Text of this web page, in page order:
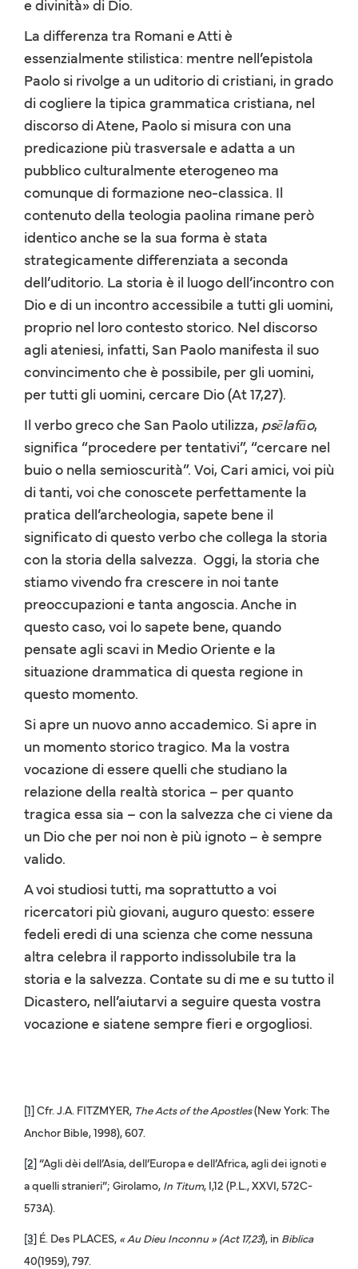
e divinità» di Dio.
La differenza tra Romani e Atti è
essenzialmente stilistica: mentre nell’epistola
Paolo si rivolge a un uditorio di cristiani, in grado
di cogliere la tipica grammatica cristiana, nel
discorso di Atene, Paolo si misura con una
predicazione più trasversale e adatta a un
pubblico culturalmente eterogeneo ma
comunque di formazione neo-classica. Il
contenuto della teologia paolina rimane però
identico anche se la sua forma è stata
strategicamente differenziata a seconda
dell’uditorio. La storia è il luogo dell’incontro con
Dio e di un incontro accessibile a tutti gli uomini,
proprio nel loro contesto storico. Nel discorso
agli ateniesi, infatti, San Paolo manifesta il suo
convincimento che è possibile, per gli uomini,
per tutti gli uomini, cercare Dio (At 17,27).
Il verbo greco che San Paolo utilizza, psēlafāo,
significa “procedere per tentativi”, “cercare nel
buio o nella semioscurità”. Voi, Cari amici, voi più
di tanti, voi che conoscete perfettamente la
pratica dell’archeologia, sapete bene il
significato di questo verbo che collega la storia
con la storia della salvezza. Oggi, la storia che
stiamo vivendo fra crescere in noi tante
preoccupazioni e tanta angoscia. Anche in
questo caso, voi lo sapete bene, quando
pensate agli scavi in Medio Oriente e la
situazione drammatica di questa regione in
questo momento.
Si apre un nuovo anno accademico. Si apre in
un momento storico tragico. Ma la vostra
vocazione di essere quelli che studiano la
relazione della realtà storica – per quanto
tragica essa sia – con la salvezza che ci viene da
un Dio che per noi non è più ignoto – è sempre
valido.
A voi studiosi tutti, ma soprattutto a voi
ricercatori più giovani, auguro questo: essere
fedeli eredi di una scienza che come nessuna
altra celebra il rapporto indissolubile tra la
storia e la salvezza. Contate su di me e su tutto il
Dicastero, nell’aiutarvi a seguire questa vostra
vocazione e siatene sempre fieri e orgogliosi.
[1]Cfr. J.A. FITZMYER, The Acts of the Apostles(New York: The
Anchor Bible, 1998), 607.
[2]“Agli dèi dell’Asia, dell’Europa e dell’Africa, agli dei ignoti e
a quelli stranieri”; Girolamo, In Titum, I,12 (P.L., XXVI, 572C-
573A).
[3] É. Des PLACES, « Au Dieu Inconnu » (Act 17,23), in Biblica
40(1959), 797.